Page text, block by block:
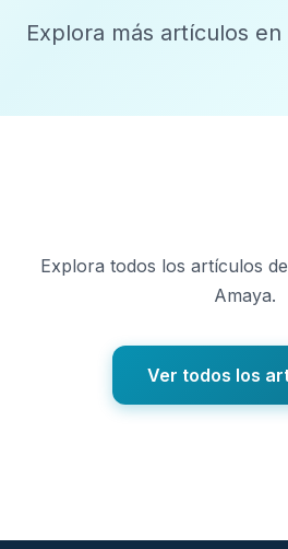
Explora más artículos
Explora todos los artículos
Amaya.
Ver todos los